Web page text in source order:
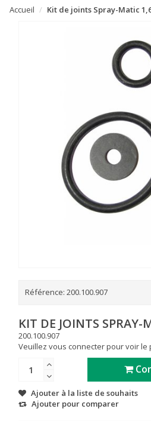
Accueil Kit de joints Spray-Matic
Référence: 200.100.907
KIT DE JOINTS SPRAY-
200.100.907
Veuillez vous connecter pour voir le
Ajouter à la liste de souhaits
Ajouter pour comparer